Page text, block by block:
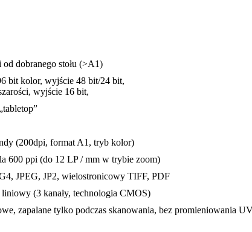
od dobranego stołu (>A1)
bit kolor, wyjście 48 bit/24 bit,
wyjście 16 bit,
(200dpi, format A1, tryb kolor)
600 ppi (do 12 LP / mm w trybie zoom)
JPEG, JP2, wielostronicowy TIFF, PDF
(3 kanały, technologia CMOS)
zapalane tylko podczas skanowania, bez promieniowania